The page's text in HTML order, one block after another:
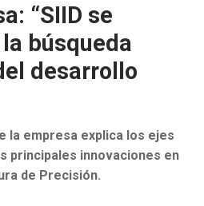
info@controlagro.com
“SIID se
búsqueda
desarrollo
la empresa explica los ejes
principales innovaciones en
de Precisión.